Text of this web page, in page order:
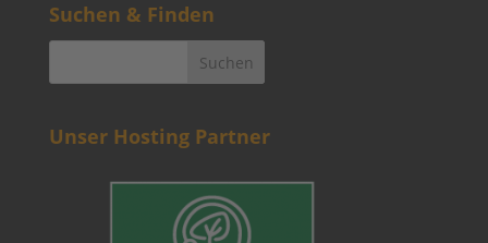
Suchen & Finden
Unser Hosting Partner